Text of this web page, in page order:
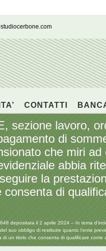
CONTATTI
sezione lavoro,
di
che miri
abbia
la
consenta di
depositata il 2 aprile 2024 – In tema
suo obbligo di restituire quanto l’ente
di un titolo che consenta di qualificare